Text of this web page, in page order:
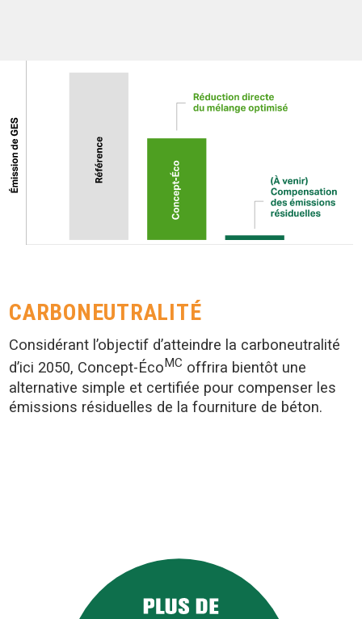
CARBONEUTRALITÉ
Considérant l’objectif d’atteindre la carboneutralité
d’ici 2050, Concept-Éco MC offrira bientôt une
alternative simple et certifiée pour compenser les
émissions résiduelles de la fourniture de béton.